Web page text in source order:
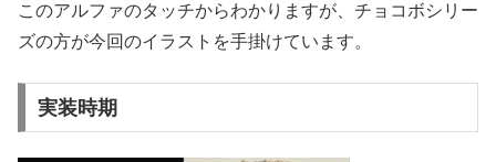
このアルファのタッチからわかりますが、チョコボシリー
ズの方が今回のイラストを手掛けています。
実装時期